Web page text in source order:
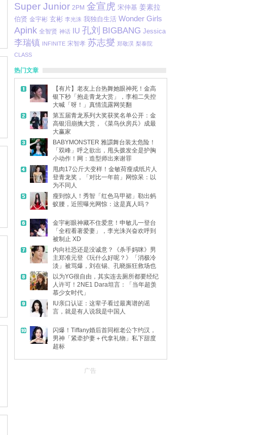
Super Junior 2PM 金宣虎 宋仲基 姜素拉
伯贤 金宇彬 玄彬 李光洙 我独自生活 Wonder Girls
Apink 全智贤 神话 IU 孔刘 BIGBANG Jessica
李瑞镇 INFINITE 宋智孝 苏志燮 郑敬淏 梨泰院
CLASS
热门文章
【有片】老友上台热舞她眼神死！金高
银下秒「抱走青龙大赏」，李相二失控
大喊「呀！」真情流露网笑翻
第五届青龙系列大奖获奖名单公开：金
高银泪崩擒大赏，《菜鸟伙房兵》成最
大赢家
BABYMONSTER 雅譞舞台装太危险！
「双峰」呼之欲出，甩头拨发全是护胸
小动作！网：造型师出来谢罪
甩肉17公斤大变样！金敏荷瘦成纸片人
登青龙奖，「对比一年前」网惊呆：以
为不同人
瘦到惊人！秀智「红色马甲裙」勒出蚂
蚁腰，近照曝光网惊：这是真人吗？
金宇彬眼神藏不住爱意！申敏儿一登台
「全程看著爱妻」，李光洙兴奋欢呼到
被制止 XD
内向社恐还是没诚意？《杀手妈咪》男
主郑准元登《玩什么好呢？》「消极冷
淡」被骂爆，刘在锡、孔晓振狂救场也
带不动
以为YG很自由，其实连去厕所都要经纪
人许可！2NE1 Dara坦言：「当年超羡
慕少女时代」
IU亲口认证：这辈子看过最离谱的谣
言，就是有人说我是中国人
闪爆！Tiffany婚后首同框老公卞约汉，
男神「紧牵护妻＋代拿礼物」私下甜度
超标
广告